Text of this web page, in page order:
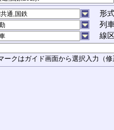
形
列
線
ークはガイド画面から選択入力（